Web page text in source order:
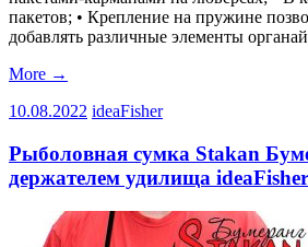
пакетов; • Крепление на пружине
добавлять различные элементы
More →
10.08.2022 ideaFisher
Рыболовная сумка Stakan
держателем удилища ideaFisher